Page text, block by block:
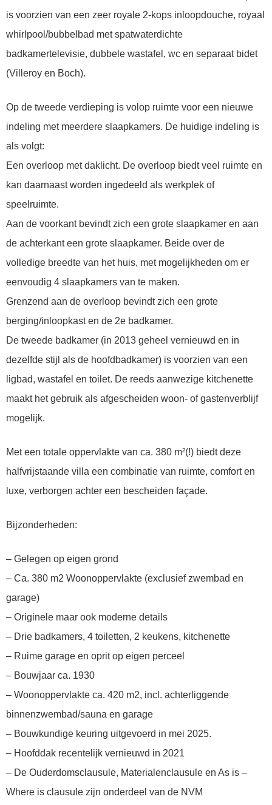
is voorzien van een zeer royale 2-kops inloopdouche, royaal
whirlpool/bubbelbad met spatwaterdichte
badkamertelevisie, dubbele wastafel, wc en separaat bidet
(Villeroy en Boch).
Op de tweede verdieping is volop ruimte voor een nieuwe
indeling met meerdere slaapkamers. De huidige indeling is
als volgt:
Een overloop met daklicht. De overloop biedt veel ruimte en
kan daarnaast worden ingedeeld als werkplek of
speelruimte.
Aan de voorkant bevindt zich een grote slaapkamer en aan
de achterkant een grote slaapkamer. Beide over de
volledige breedte van het huis, met mogelijkheden om er
eenvoudig 4 slaapkamers van te maken.
Grenzend aan de overloop bevindt zich een grote
berging/inloopkast en de 2e badkamer.
De tweede badkamer (in 2013 geheel vernieuwd en in
dezelfde stijl als de hoofdbadkamer) is voorzien van een
ligbad, wastafel en toilet. De reeds aanwezige kitchenette
maakt het gebruik als afgescheiden woon- of gastenverblijf
mogelijk.
Met een totale oppervlakte van ca. 380 m²(!) biedt deze
halfvrijstaande villa een combinatie van ruimte, comfort en
luxe, verborgen achter een bescheiden façade.
Bijzonderheden:
– Gelegen op eigen grond
– Ca. 380 m2 Woonoppervlakte (exclusief zwembad en
garage)
– Originele maar ook moderne details
– Drie badkamers, 4 toiletten, 2 keukens, kitchenette
– Ruime garage en oprit op eigen perceel
– Bouwjaar ca. 1930
– Woonoppervlakte ca. 420 m2, incl. achterliggende
binnenzwembad/sauna en garage
– Bouwkundige keuring uitgevoerd in mei 2025.
– Hoofddak recentelijk vernieuwd in 2021
– De Ouderdomsclausule, Materialenclausule en As is –
Where is clausule zijn onderdeel van de NVM